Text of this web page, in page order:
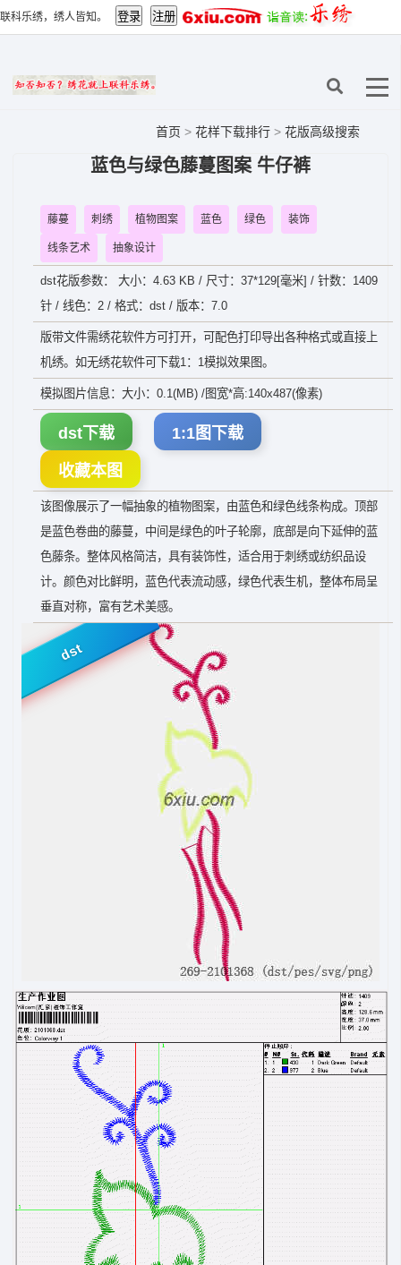
联科乐绣，绣人皆知。
首页 > 花样下载排行 > 花版高级搜索
蓝色与绿色藤蔓图案 牛仔裤
藤蔓 刺绣 植物图案 蓝色 绿色 装饰
线条艺术 抽象设计
dst花版参数： 大小：4.63 KB / 尺寸：37*129[毫米] / 针数：1409
针 / 线色：2 / 格式：dst / 版本：7.0
版带文件需绣花软件方可打开，可配色打印导出各种格式或直接上
机绣。如无绣花软件可下载1：1模拟效果图。
模拟图片信息：大小：0.1(MB) /图宽*高:140x487(像素)
dst下载 1:1图下载
收藏本图
该图像展示了一幅抽象的植物图案，由蓝色和绿色线条构成。顶部
是蓝色卷曲的藤蔓，中间是绿色的叶子轮廓，底部是向下延伸的蓝
色藤条。整体风格简洁，具有装饰性，适合用于刺绣或纺织品设
计。颜色对比鲜明，蓝色代表流动感，绿色代表生机，整体布局呈
垂直对称，富有艺术美感。
dst